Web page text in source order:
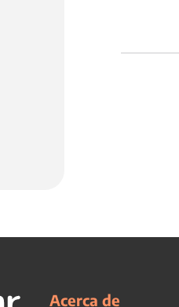
Acerca de